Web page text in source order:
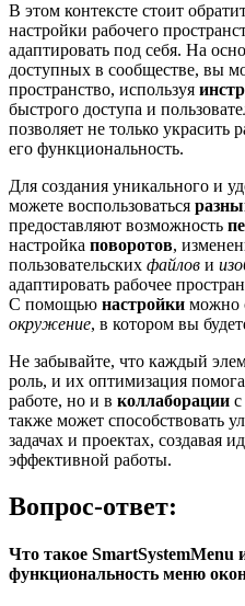
В этом контексте стоит
настройки рабочего
адаптировать под себя. На
доступных в сообществе, вы
пространство, используя
быстрого доступа и
позволяет не только украсить
его функциональность.
Для создания уникального и
можете воспользоваться
предоставляют возможность
настройка поворотов,
пользовательских файлов и
адаптировать рабочее
С помощью настройки можно
окружение, в котором вы
Не забывайте, что каждый
роль, и их оптимизация
работе, но и в коллаборации
также может способствовать
задачах и проектах, создавая
эффективной работы.
Вопрос-ответ:
Что такое SmartSystemMenu
функциональность меню